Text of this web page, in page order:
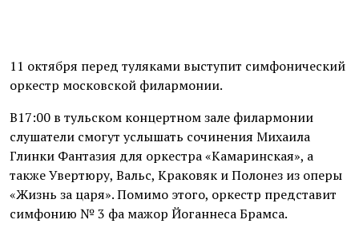
11 октября перед туляками выступит симфонический
оркестр московской филармонии.
В17:00 в тульском концертном зале филармонии
слушатели смогут услышать сочинения Михаила
Глинки Фантазия для оркестра «Камаринская», а
также Увертюру, Вальс, Краковяк и Полонез из оперы
«Жизнь за царя». Помимо этого, оркестр представит
симфонию № 3 фа мажор Йоганнеса Брамса.